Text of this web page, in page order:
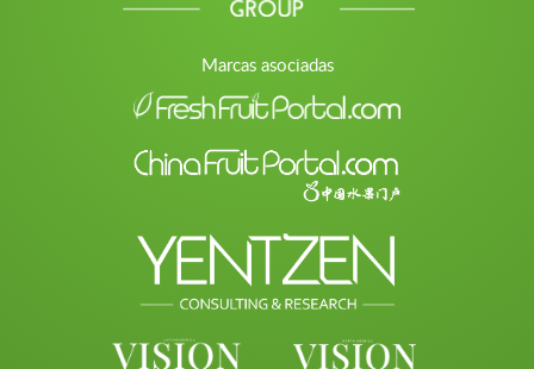
Marcas asociadas